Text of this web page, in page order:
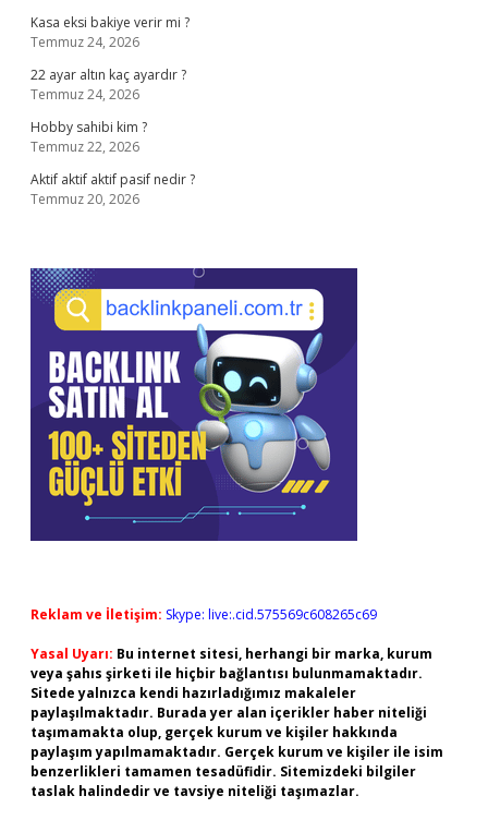
Kasa eksi bakiye verir mi ?
Temmuz 24, 2026
22 ayar altın kaç ayardır ?
Temmuz 24, 2026
Hobby sahibi kim ?
Temmuz 22, 2026
Aktif aktif aktif pasif nedir ?
Temmuz 20, 2026
Reklam ve İletişim: Skype: live:.cid.575569c608265c69
Yasal Uyarı: Bu internet sitesi, herhangi bir marka, kurum
veya şahıs şirketi ile hiçbir bağlantısı bulunmamaktadır.
Sitede yalnızca kendi hazırladığımız makaleler
paylaşılmaktadır. Burada yer alan içerikler haber niteliği
taşımamakta olup, gerçek kurum ve kişiler hakkında
paylaşım yapılmamaktadır. Gerçek kurum ve kişiler ile isim
benzerlikleri tamamen tesadüfidir. Sitemizdeki bilgiler
taslak halindedir ve tavsiye niteliği taşımazlar.